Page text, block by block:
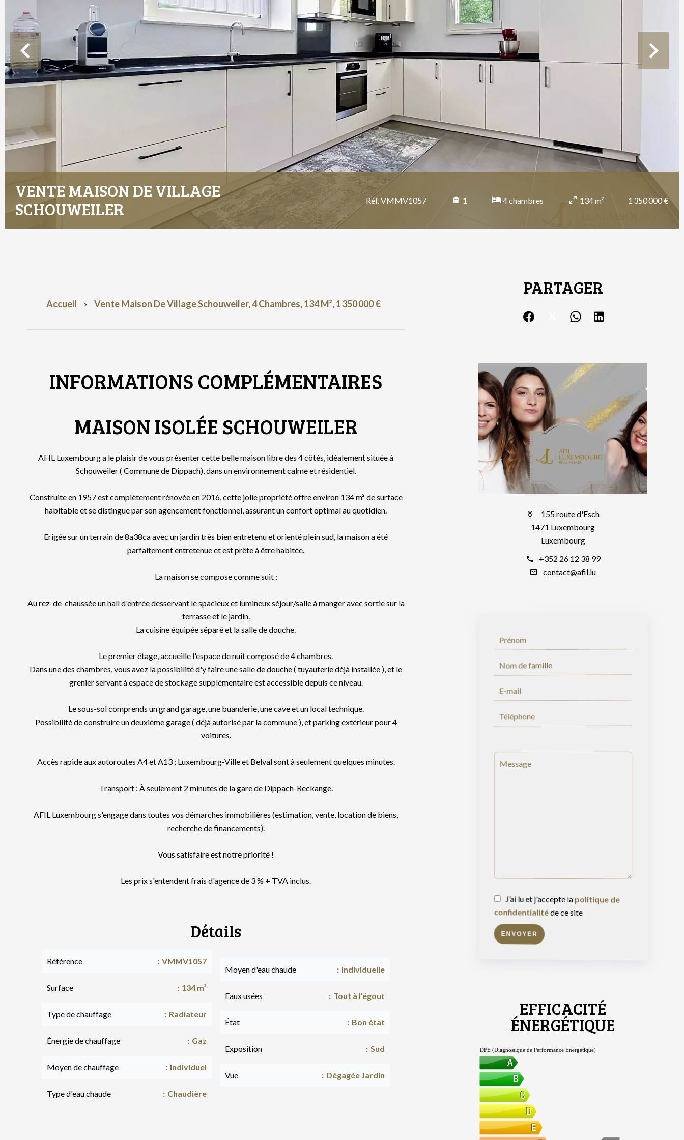
VENTE MAISON DE VILLAGE
SCHOUWEILER
Réf. VMMV1057 1 4 chambres 134 m² 1 350 000 €
Accueil Vente Maison De Village Schouweiler, 4 Chambres, 134 M², 1 350 000 €
INFORMATIONS COMPLÉMENTAIRES
MAISON ISOLÉE SCHOUWEILER
AFIL Luxembourg a le plaisir de vous présenter cette belle maison libre des 4 côtés, idéalement située à
Schouweiler ( Commune de Dippach), dans un environnement calme et résidentiel.
Construite en 1957 est complètement rénovée en 2016, cette jolie propriété offre environ 134 m² de surface
habitable et se distingue par son agencement fonctionnel, assurant un confort optimal au quotidien.
Erigée sur un terrain de 8a38ca avec un jardin très bien entretenu et orienté plein sud, la maison a été
parfaitement entretenue et est prête à être habitée.
La maison se compose comme suit :
Au rez-de-chaussée un hall d'entrée desservant le spacieux et lumineux séjour/salle à manger avec sortie sur la
terrasse et le jardin.
La cuisine équipée séparé et la salle de douche.
Le premier étage, accueille l'espace de nuit composé de 4 chambres.
Dans une des chambres, vous avez la possibilité d'y faire une salle de douche ( tuyauterie déjà installée ), et le
grenier servant à espace de stockage supplémentaire est accessible depuis ce niveau.
Le sous-sol comprends un grand garage, une buanderie, une cave et un local technique.
Possibilité de construire un deuxième garage ( déjà autorisé par la commune ), et parking extérieur pour 4
voitures.
Accès rapide aux autoroutes A4 et A13 ; Luxembourg-Ville et Belval sont à seulement quelques minutes.
Transport : À seulement 2 minutes de la gare de Dippach-Reckange.
AFIL Luxembourg s'engage dans toutes vos démarches immobilières (estimation, vente, location de biens,
recherche de financements).
Vous satisfaire est notre priorité !
Les prix s'entendent frais d'agence de 3 % + TVA inclus.
Détails
Référence VMMV1057
Surface 134 m²
Type de chauffage Radiateur
Énergie de chauffage Gaz
Moyen de chauffage Individuel
Type d'eau chaude Chaudière
Moyen d'eau chaude Individuelle
Eaux usées Tout à l'égout
État Bon état
Exposition Sud
Vue Dégagée Jardin
PARTAGER
155 route d'Esch
1471 Luxembourg
Luxembourg
+352 26 12 38 99
contact@afil.lu
J’ai lu et j'accepte la politique de
confidentialitéde ce site
ENVOYER
EFFICACITÉ
ÉNERGÉTIQUE
DPE (Diagnostique de Performance Energétique)